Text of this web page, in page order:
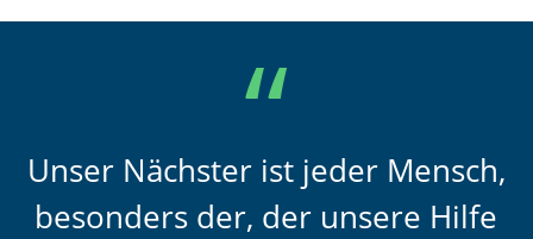
Unser Nächster ist jeder Mensch,
besonders der, der unsere Hilfe